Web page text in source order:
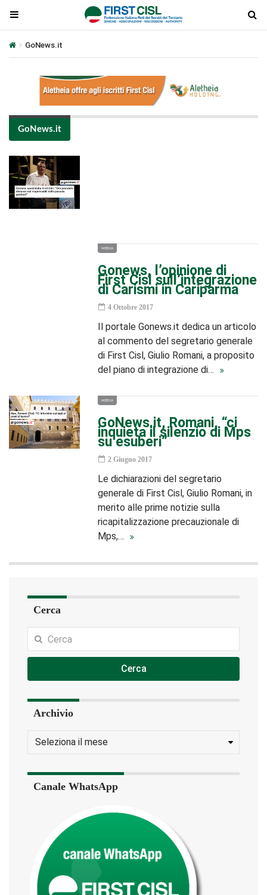
GoNews.it
GoNews.it
MEDIA
Gonews, l’opinione di
First Cisl sull’integrazione
di Carismi in Cariparma
4 Ottobre 2017
Il portale Gonews.it dedica un articolo
al commento del segretario generale
di First Cisl, Giulio Romani, a proposito
del piano di integrazione di…
MEDIA
GoNews.it, Romani, “ci
inquieta il silenzio di Mps
su esuberi”
2 Giugno 2017
Le dichiarazioni del segretario
generale di First Cisl, Giulio Romani, in
merito alle prime notizie sulla
ricapitalizzazione precauzionale di
Mps,…
Cerca
Cerca
Archivio
Canale WhatsApp